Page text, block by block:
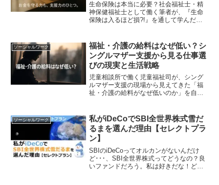
生命保険は本当に必要？社会福祉士・精
神保健福祉士として働く筆者が、『生命
保険は入るほど損?!』を通して学んだ、
ソーシャルワーク
福祉・介護の給料はなぜ低い？シ
ングルマザー支援から見る仕事選
びの現実と生活戦略
児童相談所で働く児童福祉司が、シング
ルマザー支援の現場から見えてきた「福
祉・介護の給料がなぜ低いのか」を自論
を守るための現実的な戦略をまとめまし
た。
ソーシャルワーク
私がiDeCoでSBI全世界株式雪だ
るまを選んだ理由【セレクトプラ
ン】
SBIのiDeCoってオルカンがないんだけ
ど･･･、SBI全世界株式ってどうなの？良
いファンドだろう。私は好きだな！どう